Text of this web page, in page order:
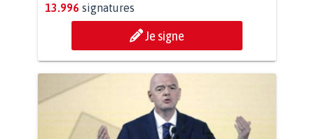
13.996 signatures
Je signe